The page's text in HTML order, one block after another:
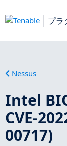
プラ
Nessus
Intel
CVE-
00717)